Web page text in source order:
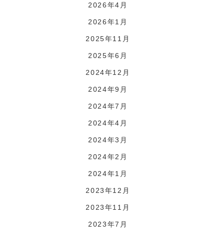
2026年4月
2026年1月
2025年11月
2025年6月
2024年12月
2024年9月
2024年7月
2024年4月
2024年3月
2024年2月
2024年1月
2023年12月
2023年11月
2023年7月